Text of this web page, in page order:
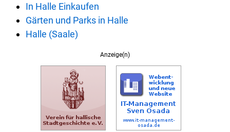
In Halle Einkaufen
Gärten und Parks in Halle
Halle (Saale)
Anzeige(n)